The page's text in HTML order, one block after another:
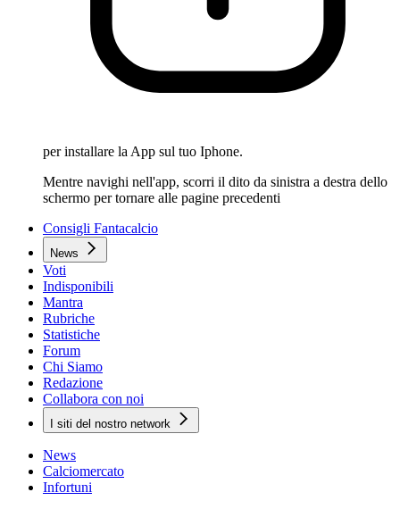
per installare la App sul tuo Iphone.
Mentre navighi nell'app, scorri il dito da sinistra a destra dello
schermo per tornare alle pagine precedenti
Consigli Fantacalcio
News
Voti
Indisponibili
Mantra
Rubriche
Statistiche
Forum
Chi Siamo
Redazione
Collabora con noi
I siti del nostro network
News
Calciomercato
Infortuni